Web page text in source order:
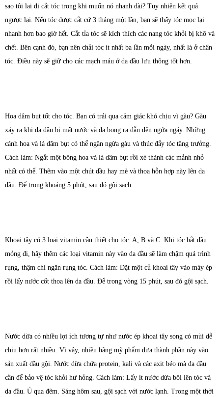
sao tôi lại đi cắt tóc trong khi muốn nó nhanh dài? Tuy nhiên kết quả
ngược lại. Nếu tóc được cắt cứ 3 tháng một lần, bạn sẽ thấy tóc mọc lại
nhanh hơn bao giờ hết. Cắt tỉa tóc sẽ kích thích các nang tóc khỏi bị khô và
chết. Bên cạnh đó, bạn nên chải tóc ít nhất ba lần mỗi ngày, nhất là ở chân
tóc. Điều này sẽ giữ cho các mạch máu ở da đầu lưu thông tốt hơn.
Hoa dâm bụt tốt cho tóc. Bạn có trải qua cảm giác khó chịu vì gàu? Gàu
xảy ra khi da đầu bị mất nước và da bong ra dẫn đến ngứa ngáy. Những
cánh hoa và lá dâm bụt có thể ngăn ngừa gàu và thúc đẩy tóc tăng trưởng.
Cách làm: Ngắt một bông hoa và lá dâm bụt rồi xé thành các mảnh nhỏ
nhất có thể. Thêm vào một chút dầu hay mè và thoa hỗn hợp này lên da
đầu. Để trong khoảng 5 phút, sau đó gội sạch.
Khoai tây có 3 loại vitamin cần thiết cho tóc: A, B và C. Khi tóc bắt đầu
mỏng đi, hãy thêm các loại vitamin này vào da đầu sẽ làm chậm quá trình
rụng, thậm chí ngăn rụng tóc. Cách làm: Đặt một củ khoai tây vào máy ép
rồi lấy nước cốt thoa lên da đầu. Để trong vòng 15 phút, sau đó gội sạch.
Nước dừa có nhiều lợi ích tương tự như nước ép khoai tây song có mùi dễ
chịu hơn rất nhiều. Vì vậy, nhiều hãng mỹ phẩm đưa thành phần này vào
sản xuất dầu gội. Nước dừa chứa protein, kali và các axit béo mà da đầu
cần để bảo vệ tóc khỏi hư hỏng. Cách làm: Lấy ít nước dừa bôi lên tóc và
da đầu. Ủ qua đêm. Sáng hôm sau, gội sạch với nước lạnh. Trong một thời